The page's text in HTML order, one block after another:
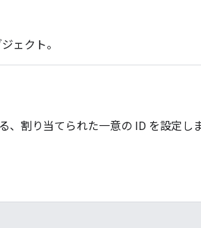
ェクト。
、割り当てられた一意の ID を設定し